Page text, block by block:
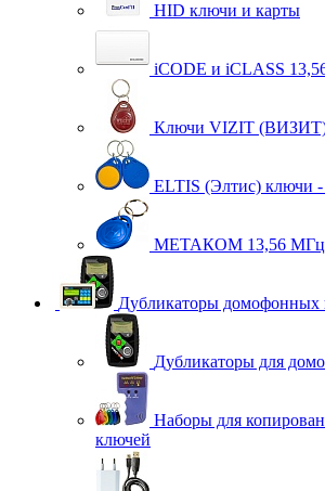
HID ключи и карты
iCODE и iCLASS
Ключи VIZIT
ELTIS (Элтис) ключи -
МЕТАКОМ 13,56 МГц
Дубликаторы домофонных
Дубликаторы для
Наборы для
ключей